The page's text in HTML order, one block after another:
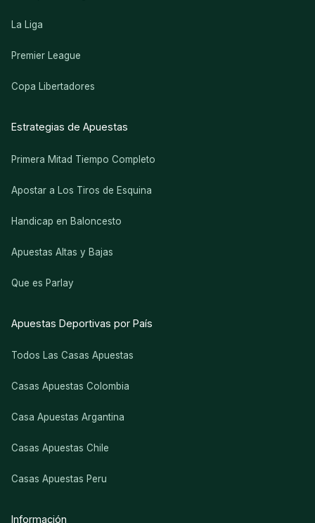
La Liga
Premier League
Copa Libertadores
Estrategias de Apuestas
Primera Mitad Tiempo Completo
Apostar a Los Tiros de Esquina
Handicap en Baloncesto
Apuestas Altas y Bajas
Que es Parlay
Apuestas Deportivas por País
Todos Las Casas Apuestas
Casas Apuestas Colombia
Casa Apuestas Argantina
Casas Apuestas Chile
Casas Apuestas Peru
Información